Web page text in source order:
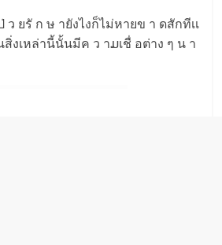
ว ยรั ก ษ ายังไงก็ไม่หายข า ดสักทีเเ
งเหล่านี้นั้นมีค ว าມเชื่ อต่าง ๆ น า